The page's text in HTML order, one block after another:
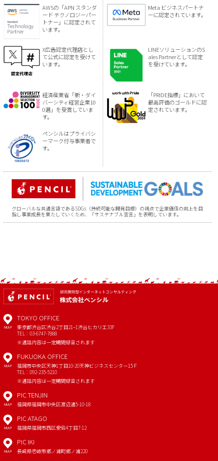
AWSの「APN スタンダ
ード テクノロジーパー
トナー」に認定されて
います。
Meta ビジネスパートナ
ーに認定されています。
X広告認定代理店とし
て公式に認定を受けて
います。
LINEソリューションのS
ales Partnerとして認定
を受けています。
経済産業省「新・ダイ
バーシティ経営企業10
0選」を受賞していま
す。
「PRIDE指標」において
最高評価のゴールドに認
定されています。
ペンシルはプライバシ
ーマーク付与事業者で
す。
グローバルな共通言語であるSDGs（持続可能な開発目標）の視点で企業価値の向上を目
指し事業成長を果たしていくため、「サステナブル宣言」を表明しています。
MAP
TOKYO OFFICE
東京都渋谷区渋谷2丁目21−1渋谷ヒカリエ33F
TEL：03-6747-7888
※通話内容は一定期間録音されます
MAP
FUKUOKA OFFICE
福岡市中央区天神1丁目10-20天神ビジネスセンター15Ｆ
TEL：092-235-5210
※通話内容は一定期間録音されます
MAP
PIC TENJIN
福岡県福岡市中央区渡辺通5-10-18
MAP
PIC ATAGO
福岡県福岡市西区愛宕4丁目7-12
MAP
PIC IKI
長崎県壱岐市郷ノ浦町郷ノ浦220